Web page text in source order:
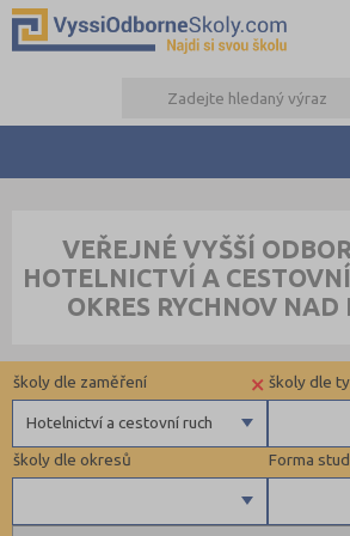
VEŘEJNÉ VYŠŠÍ
HOTELNICTVÍ A
OKRES RYCHNOV NAD
Forma
školy dle okresů
školy dle
×
Hotelnictví a cestovní ruch
školy dle zaměření
Zdravotnické